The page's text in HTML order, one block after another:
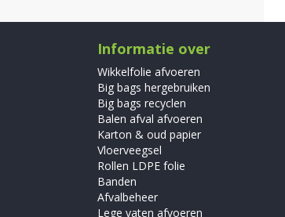
Informatie over
Wikkelfolie afvoeren
Big bags hergebruiken
Big bags recyclen
Balen afval afvoeren
Karton & oud papier
Vloerveegsel
Rollen LDPE folie
Banden
Afvalbeheer
Lege vaten afvoeren